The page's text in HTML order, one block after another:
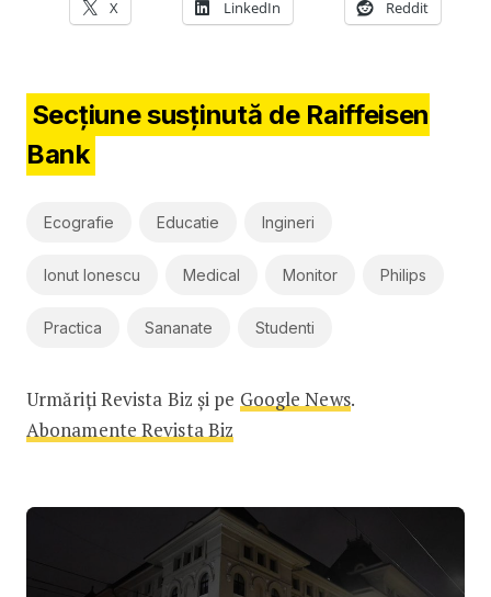
X LinkedIn Reddit
Secțiune susținută de Raiffeisen
Bank
Ecografie Educatie Ingineri
Ionut Ionescu Medical Monitor Philips
Practica Sananate Studenti
Urmăriți Revista Biz și pe Google News.
Abonamente Revista Biz